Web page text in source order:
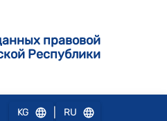
правовой
Республики
KG RU